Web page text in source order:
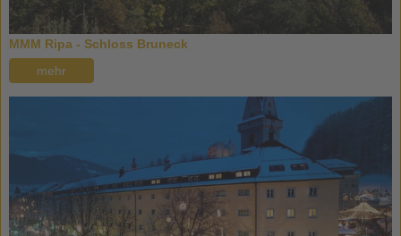
MMM Ripa - Schloss Bruneck
mehr